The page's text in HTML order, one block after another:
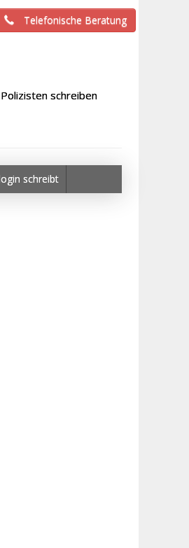
Telefonische Beratung
Polizisten schreiben
schreibt